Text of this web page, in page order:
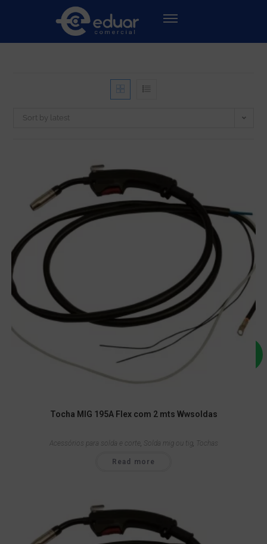
Sort by latest
Tocha MIG 195A Flex com 2 mts Wwsoldas
Acessórios para solda e corte, Solda mig ou tig, Tochas
Read more